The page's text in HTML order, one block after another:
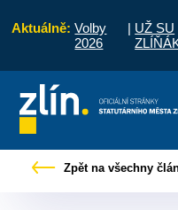
Aktuálně: Volby
2026
| UŽ SU
vyřídit
Zpět na všechny